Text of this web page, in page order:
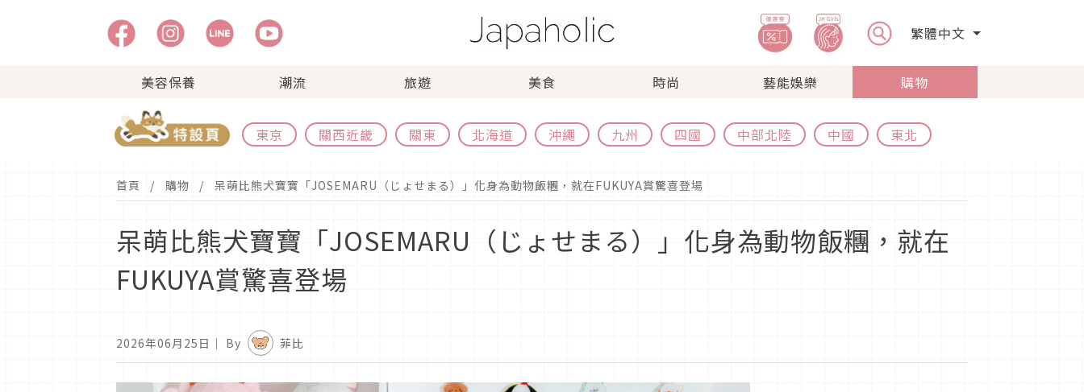
繁體中文
美容保養 潮流 旅遊 美食 時尚 藝能娛樂 購物
東京 關西近畿 關東 北海道 沖繩 九州 四國 中部北陸 中國 東北
首頁 購物 呆萌比熊犬寶寶「JOSEMARU（じょせまる）」化身為動物飯糰，就在FUKUYA賞驚喜登場
呆萌比熊犬寶寶「JOSEMARU（じょせまる）」化身為動物飯糰，就在
FUKUYA賞驚喜登場
2026年06月25日 ｜ By 菲比